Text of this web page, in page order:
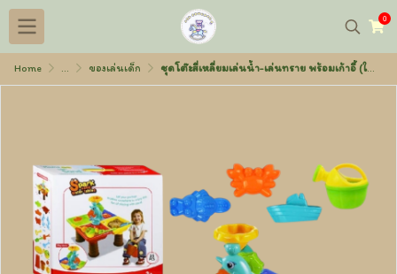
0
Home ... ของเล่นเด็ก ชุดโต๊ะสี่เหลี่ยมเล่นน้ำ-เล่นทราย พร้อมเก้าอี้ (ใหญ่)